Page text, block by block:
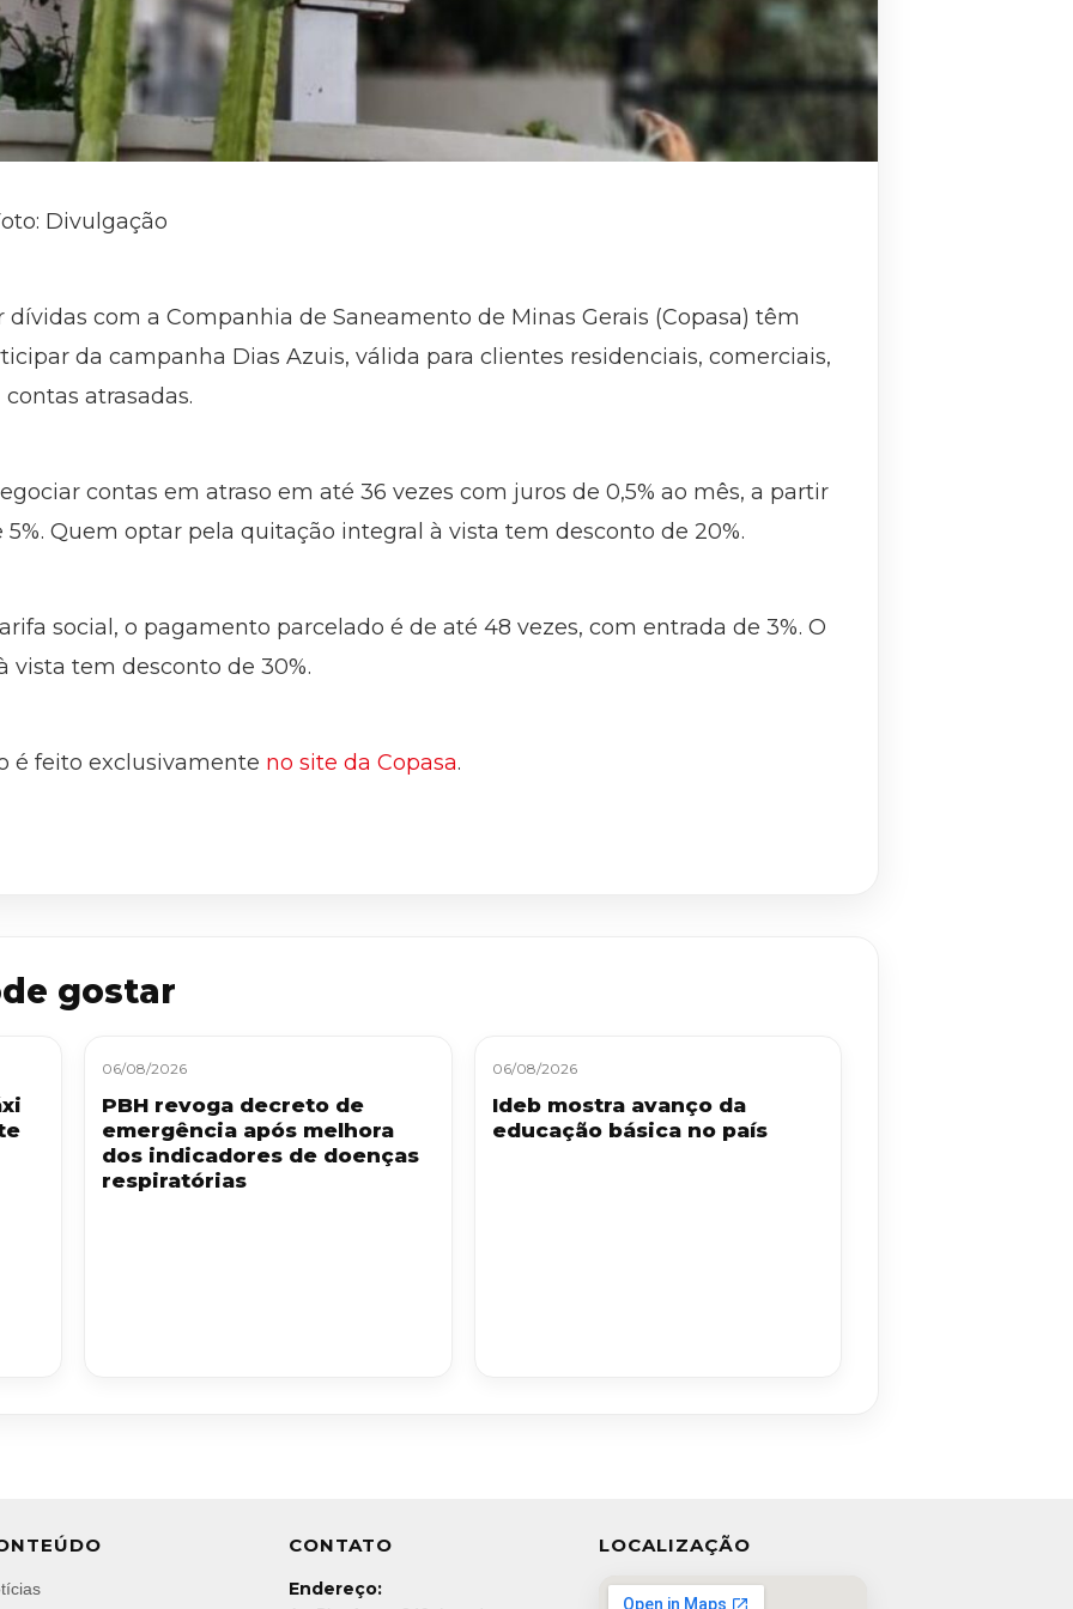
Divulgação
com a Companhia de Saneamento de Minas Gerais (Copasa) têm
da campanha Dias Azuis, válida para clientes residenciais, comerciais,
atrasadas.
contas em atraso em até 36 vezes com juros de 0,5% ao mês, a partir
Quem optar pela quitação integral à vista tem desconto de 20%.
social, o pagamento parcelado é de até 48 vezes, com entrada de 3%. O
vista tem desconto de 30%.
é feito exclusivamente no site da Copasa.
gostar
06/08/2026
PBH revoga decreto de
emergência após melhora
dos indicadores de doenças
respiratórias
06/08/2026
Ideb mostra avanço da
educação básica no país
CONTATO
Endereço:
LOCALIZAÇÃO